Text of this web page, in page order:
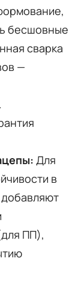
бесшовные
сварка
—
Для
в
добавляют
ПП),